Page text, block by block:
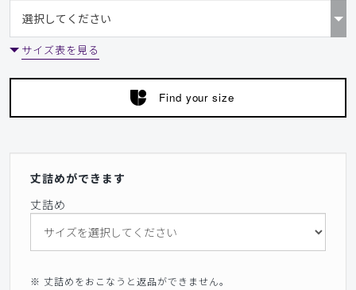
サイズ表を見る
Find your size
丈詰めができます
丈詰め
※ 丈詰めをおこなうと返品ができません。